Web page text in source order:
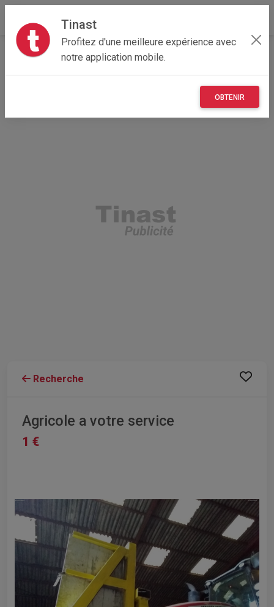
Tinast
Profitez d'une meilleure expérience avec
notre application mobile.
OBTENIR
Accueil Véhicules Grand Est
Recherche
Agricole a votre service
1 €